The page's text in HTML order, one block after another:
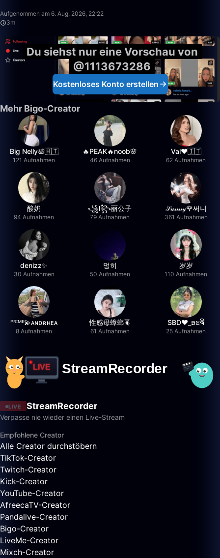
Aufgenommen am 6. Aug. 2026, 22:22
3m
Du siehst nur eine Vorschau von
@1113673286
Kostenloses Konto erstellen
Mehr Bigo-Creator
Big Nelly🛀🇭🇹
121 Aufnahmen
🔥PEAK🔥noob🌸
46 Aufnahmen
Val❤️🇮🇹
62 Aufnahmen
酸奶
94 Aufnahmen
꧁l꧂丽公子
79 Aufnahmen
𝒮𝓊𝓃𝓃𝓎🌹써니
361 Aufnahmen
denizz✨
30 Aufnahmen
멍히
50 Aufnahmen
岁岁
110 Aufnahmen
ᴾᴿᴵᴹᴱ💫ᴀɴᴅʀʜᴇᴀ
8 Aufnahmen
性感母蟑螂🪳
61 Aufnahmen
SBD❤️_ອະຈີ
25 Aufnahmen
LIVE StreamRecorder
Verpasse nie wieder einen Live-Stream
Empfohlene Creator
Alle Creator durchstöbern
TikTok-Creator
Twitch-Creator
Kick-Creator
YouTube-Creator
AfreecaTV-Creator
Pandalive-Creator
Bigo-Creator
LiveMe-Creator
Mixch-Creator